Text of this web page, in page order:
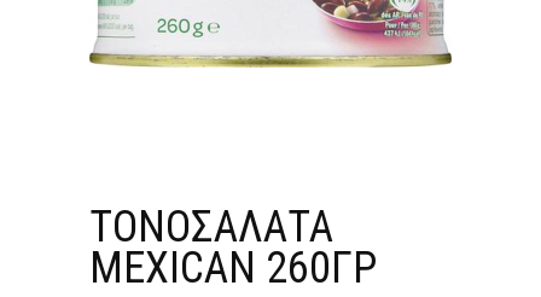
ΤΟΝΟΣΑΛΑΤΑ
MEXICAN 260ΓΡ